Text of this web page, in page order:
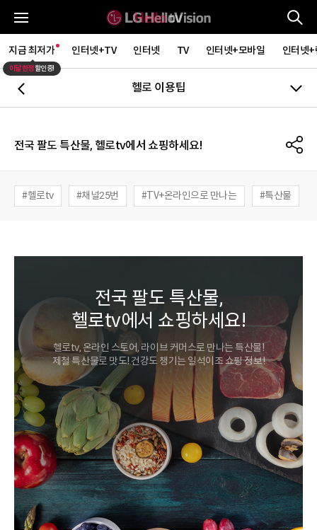
지금 최저가 인터넷+TV 인터넷 TV 인터넷+모바일 인터넷+
이달 한정할인중!
헬로 이용팁
전국 팔도 특산물, 헬로tv에서 쇼핑하세요!
헬로tv 채널25번 TV+온라인으로 만나는 특산물
전국 팔도 특산물,
헬로tv에서 쇼핑하세요!
헬로tv, 온라인 스토어, 라이브 커머스로 만나는 특산물!
제철 특산물로 맛도! 건강도 챙기는 일석이조 쇼핑 정보!